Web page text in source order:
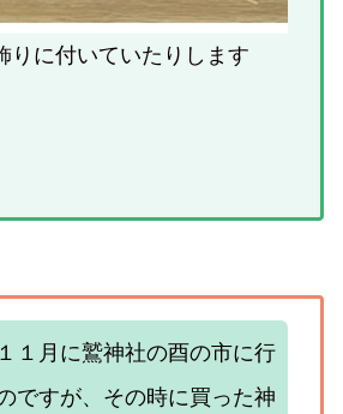
りに付いていたりします
１月に鷲神社の酉の市に行
ですが、その時に買った神